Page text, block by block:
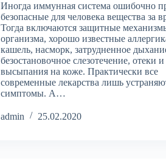
Иногда иммунная система ошибочно
безопасные для человека вещества за
Тогда включаются защитные
организма, хорошо известные
кашель, насморк, затрудненное
безостановочное слезотечение, отеки и
высыпания на коже. Практически все
современные лекарства лишь
симптомы. А…
admin 25.02.2020